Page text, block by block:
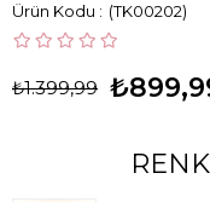
(TK00202)
₺1.399,99